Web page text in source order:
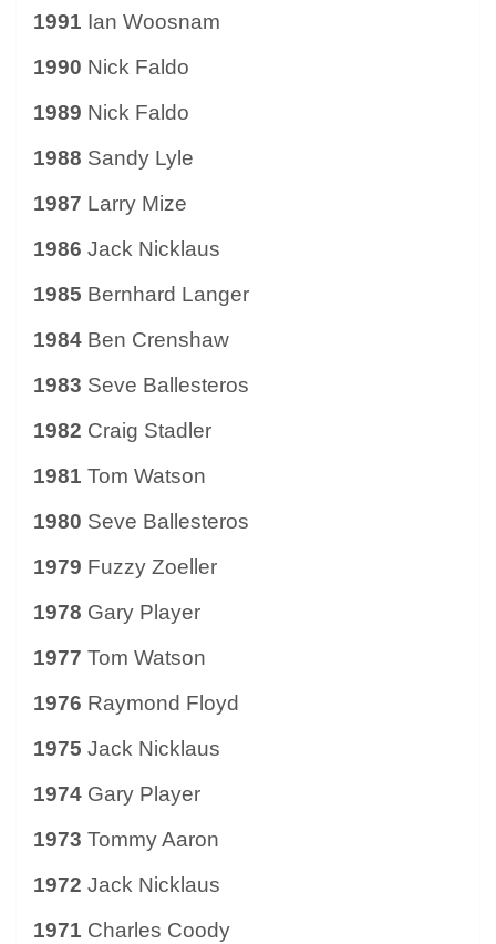
1991 Ian Woosnam
1990 Nick Faldo
1989 Nick Faldo
1988 Sandy Lyle
1987 Larry Mize
1986 Jack Nicklaus
1985 Bernhard Langer
1984 Ben Crenshaw
1983 Seve Ballesteros
1982 Craig Stadler
1981 Tom Watson
1980 Seve Ballesteros
1979 Fuzzy Zoeller
1978 Gary Player
1977 Tom Watson
1976 Raymond Floyd
1975 Jack Nicklaus
1974 Gary Player
1973 Tommy Aaron
1972 Jack Nicklaus
1971 Charles Coody